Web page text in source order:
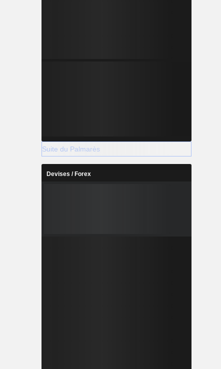
Suite du Palmarès
Devises / Forex